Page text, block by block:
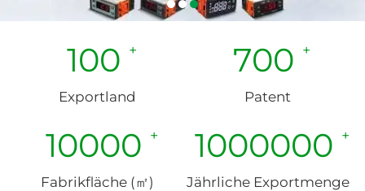
Kontaktieren Sie Uns
100
Exportland
700
Patent
10000
Fabrikfläche (㎡)
1000000
Jährliche Exportmenge